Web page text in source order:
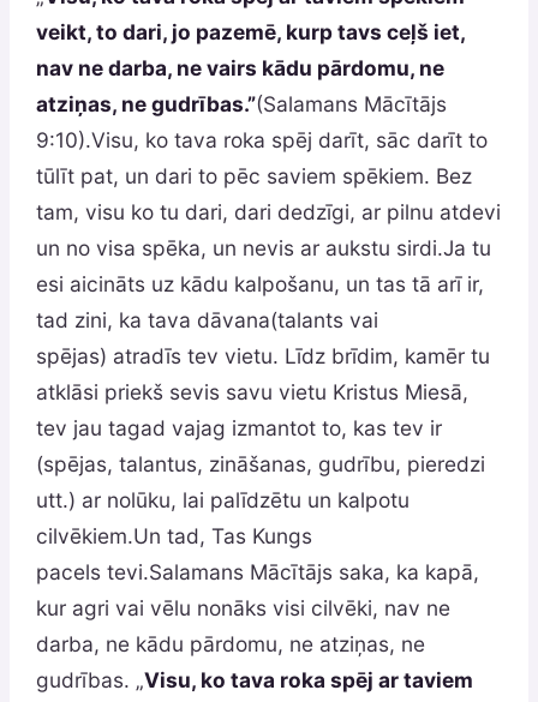
veikt, to dari, jo pazemē, kurp tavs ceļš iet,
nav ne darba, ne vairs kādu pārdomu, ne
atziņas, ne gudrības.”(Salamans Mācītājs
9:10).Visu, ko tava roka spēj darīt, sāc darīt to
tūlīt pat, un dari to pēc saviem spēkiem. Bez
tam, visu ko tu dari, dari dedzīgi, ar pilnu atdevi
un no visa spēka, un nevis ar aukstu sirdi.Ja tu
esi aicināts uz kādu kalpošanu, un tas tā arī ir,
tad zini, ka tava dāvana(talants vai
spējas) atradīs tev vietu. Līdz brīdim, kamēr tu
atklāsi priekš sevis savu vietu Kristus Miesā,
tev jau tagad vajag izmantot to, kas tev ir
(spējas, talantus, zināšanas, gudrību, pieredzi
utt.) ar nolūku, lai palīdzētu un kalpotu
cilvēkiem.Un tad, Tas Kungs
pacels tevi.Salamans Mācītājs saka, ka kapā,
kur agri vai vēlu nonāks visi cilvēki, nav ne
darba, ne kādu pārdomu, ne atziņas, ne
gudrības. „Visu, ko tava roka spēj ar taviem